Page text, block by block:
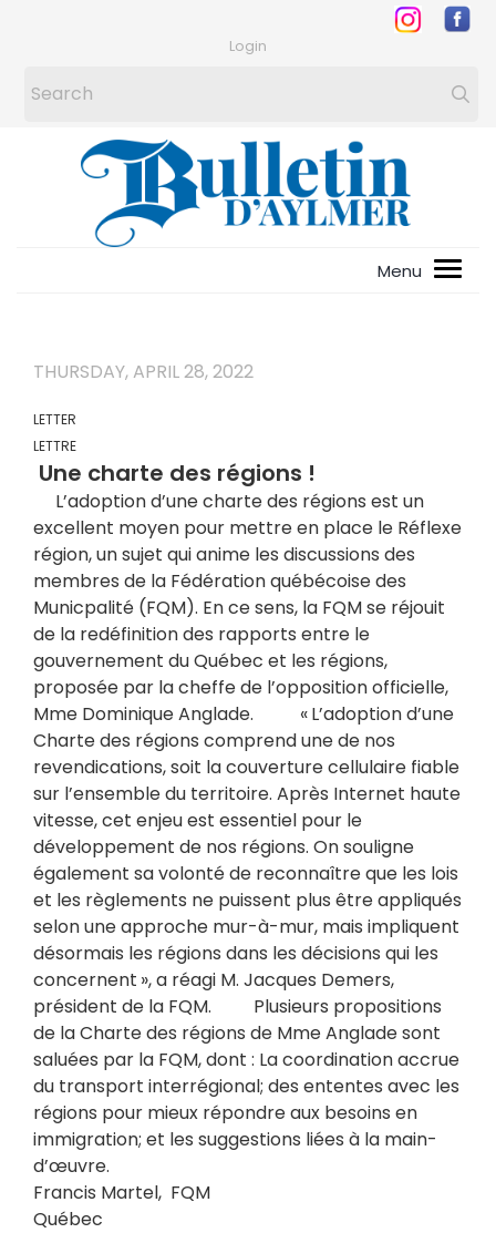
Login
THURSDAY, APRIL 28, 2022
LETTER
LETTRE
Une charte des régions !
L’adoption d’une charte des régions est un
excellent moyen pour mettre en place le Réflexe
région, un sujet qui anime les discussions des
membres de la Fédération québécoise des
Municpalité (FQM). En ce sens, la FQM se réjouit
de la redéfinition des rapports entre le
gouvernement du Québec et les régions,
proposée par la cheffe de l’opposition officielle,
Mme Dominique Anglade. « L’adoption d’une
Charte des régions comprend une de nos
revendications, soit la couverture cellulaire fiable
sur l’ensemble du territoire. Après Internet haute
vitesse, cet enjeu est essentiel pour le
développement de nos régions. On souligne
également sa volonté de reconnaître que les lois
et les règlements ne puissent plus être appliqués
selon une approche mur-à-mur, mais impliquent
désormais les régions dans les décisions qui les
concernent », a réagi M. Jacques Demers,
président de la FQM. Plusieurs propositions
de la Charte des régions de Mme Anglade sont
saluées par la FQM, dont : La coordination accrue
du transport interrégional; des ententes avec les
régions pour mieux répondre aux besoins en
immigration; et les suggestions liées à la main-
d’œuvre.
Francis Martel, FQM
Québec